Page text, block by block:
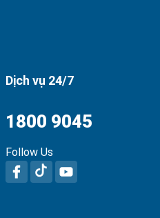
Dịch vụ 24/7
1800 9045
Follow Us